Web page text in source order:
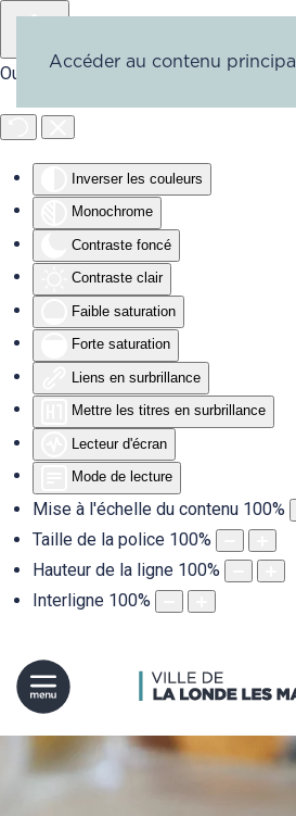
Outils d'accessibilité
Inverser les couleurs
Monochrome
Contraste foncé
Contraste clair
Faible saturation
Forte saturation
Liens en surbrillance
Mettre les titres en surbrillance
Lecteur d'écran
Mode de lecture
Mise à l'échelle du contenu 100%
Taille de la police 100%
Hauteur de la ligne 100%
Interligne 100%
Accéder au contenu principal